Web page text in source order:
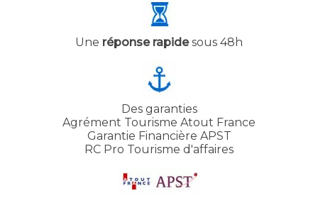
Une réponse rapidesous 48h
Des garanties
Agrément Tourisme Atout France
Garantie Financière APST
RC Pro Tourisme d'affaires